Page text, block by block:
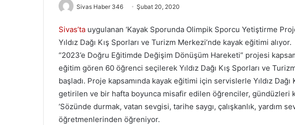
Sivas Haber 346 Şubat 20, 2020
Sivas’ta uygulanan ‘Kayak Sporunda Olimpik Sporcu Yetiştirme
Yıldız Dağı Kış Sporları ve Turizm Merkezi’nde kayak eğitimi alıyor.
“2023’e Doğru Eğitimde Değişim Dönüşüm Hareketi” projesi
eğitim gören 60 öğrenci seçilerek Yıldız Dağı Kış Sporları ve
başladı. Proje kapsamında kayak eğitimi için servislerle Yıldız
getirilen ve bir hafta boyunca misafir edilen öğrenciler, gündüzleri
‘Sözünde durmak, vatan sevgisi, tarihe saygı, çalışkanlık, yardım
öğretmenlerinden öğreniyor.